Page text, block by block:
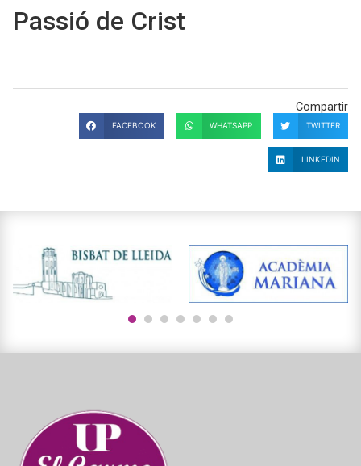
Passió de Crist
Compartir
FACEBOOK WHATSAPP TWITTER
LINKEDIN